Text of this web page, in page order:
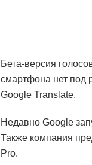
Бета-версия
смартфона нет под
Google Translate.
Недавно Google
Также компания
Pro.